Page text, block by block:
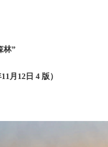
林”
月12日 4 版）